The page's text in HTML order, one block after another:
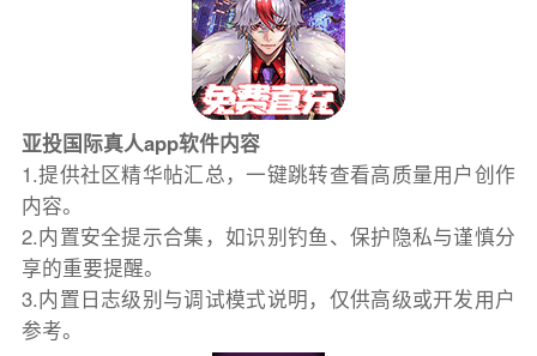
亚投国际真人app软件内容
1.提供社区精华帖汇总，一键跳转查看高质量用户创作
内容。
2.内置安全提示合集，如识别钓鱼、保护隐私与谨慎分
享的重要提醒。
3.内置日志级别与调试模式说明，仅供高级或开发用户
参考。